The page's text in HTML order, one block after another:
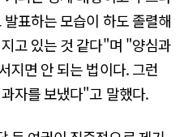
표하는 모습이 하도 졸렬해
고 있는 것 같다"며 "양심과
지면 안 되는 법이다. 그런
자를 보냈다"고 말했다.